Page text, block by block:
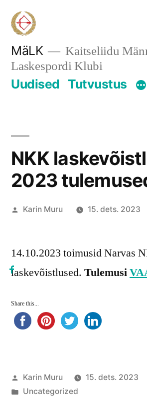
Skip
content
MäLK
Kaitseliidu
Laskespordi Klubi
Uudised Tutvustus
NKK
2023
Posted
Karin Muru 15. dets. 2023
14.10.2023 toimusid Narvas
laskevõistlused. Tulemusi
Share this...
Posted
by
Karin Muru
15. dets. 2023
Posted
Uncategorized